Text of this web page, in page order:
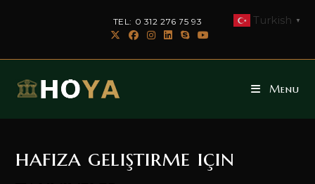
TEL: 0 312 276 75 93
Menu
hafıza geliştirme için
Turkish ▼